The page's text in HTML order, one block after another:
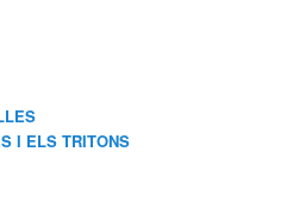
I ELS TRITONS